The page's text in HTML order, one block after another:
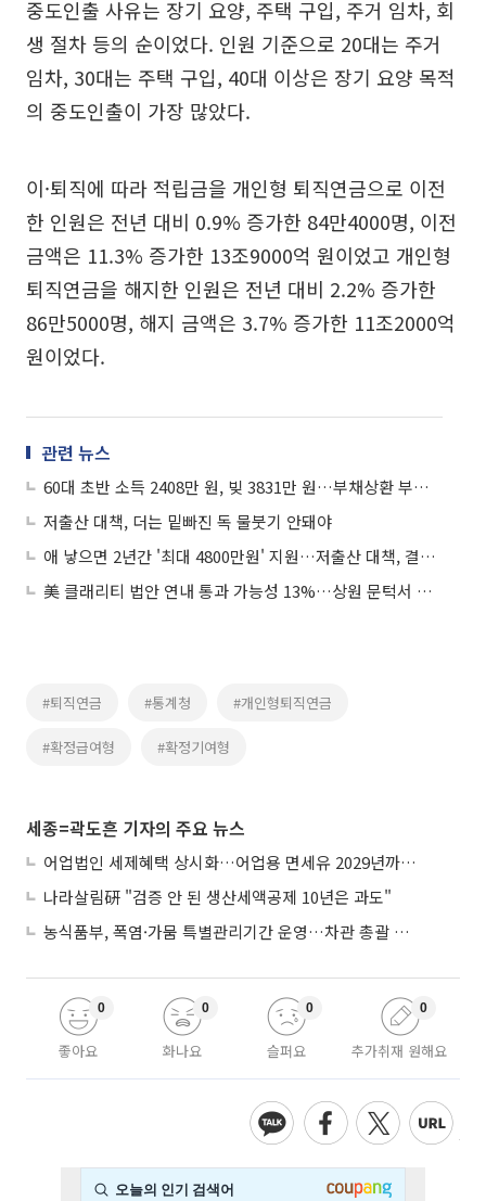
중도인출 사유는 장기 요양, 주택 구입, 주거 임차, 회
생 절차 등의 순이었다. 인원 기준으로 20대는 주거
임차, 30대는 주택 구입, 40대 이상은 장기 요양 목적
의 중도인출이 가장 많았다.
이·퇴직에 따라 적립금을 개인형 퇴직연금으로 이전
한 인원은 전년 대비 0.9% 증가한 84만4000명, 이전
금액은 11.3% 증가한 13조9000억 원이었고 개인형
퇴직연금을 해지한 인원은 전년 대비 2.2% 증가한
86만5000명, 해지 금액은 3.7% 증가한 11조2000억
원이었다.
관련 뉴스
60대 초반 소득 2408만 원, 빚 3831만 원…부채상환 부담 커
저출산 대책, 더는 밑빠진 독 물붓기 안돼야
애 낳으면 2년간 '최대 4800만원' 지원…저출산 대책, 결국 현금살포
美 클래리티 법안 연내 통과 가능성 13%…상원 문턱서 제동
#퇴직연금 #통계청 #개인형퇴직연금
#확정급여형 #확정기여형
세종=곽도흔 기자의 주요 뉴스
어업법인 세제혜택 상시화…어업용 면세유 2029년까지 연장
나라살림硏 "검증 안 된 생산세액공제 10년은 과도"
농식품부, 폭염·가뭄 특별관리기간 운영…차관 총괄 대응체계 격상
좋아요
0
화나요
0
슬퍼요
0
추가취재 원해요
0